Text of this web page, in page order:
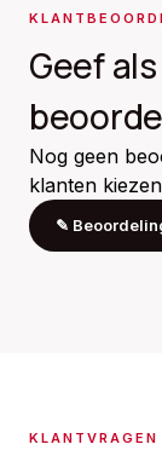
Geef
Nog geen
klanten
✎
KLANTVRAGEN